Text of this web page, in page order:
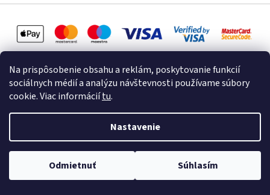
Na prispôsobenie obsahu a reklám, poskytovanie funkcií
sociálnych médií a analýzu návštevnosti používame súbory
cookie. Viac informáciítu.
Nastavenie
Odmietnuť Súhlasím
Copyright 2026Raj Bazénov. Všetky práva vyhradené.Upraviť